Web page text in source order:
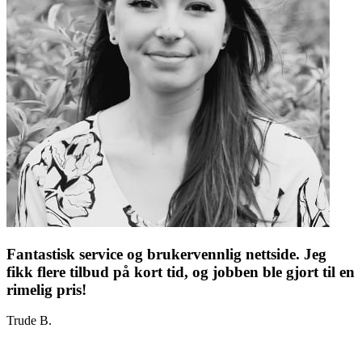
Fantastisk service og brukervennlig nettside. Jeg
fikk flere tilbud på kort tid, og jobben ble gjort til en
rimelig pris!
Trude B.